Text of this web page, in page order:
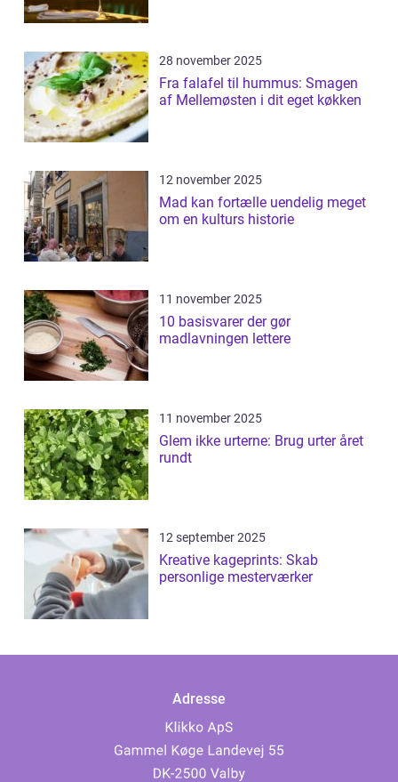
28 november 2025
Fra falafel til hummus: Smagen
af Mellemøsten i dit eget køkken
12 november 2025
Mad kan fortælle uendelig meget
om en kulturs historie
11 november 2025
10 basisvarer der gør
madlavningen lettere
11 november 2025
Glem ikke urterne: Brug urter året
rundt
12 september 2025
Kreative kageprints: Skab
personlige mesterværker
Adresse